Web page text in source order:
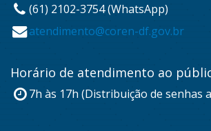
(61) 2102-3754 (WhatsApp)
atendimento@coren-df.gov.br
Horário de atendimento ao
7h às 17h (Distribuição de senhas